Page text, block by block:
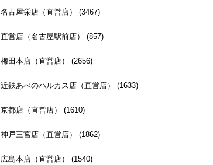
名古屋栄店（直営店） (3467)
直営店（名古屋駅前店） (857)
梅田本店（直営店） (2656)
近鉄あべのハルカス店（直営店） (1633)
京都店（直営店） (1610)
神戸三宮店（直営店） (1862)
広島本店（直営店） (1540)